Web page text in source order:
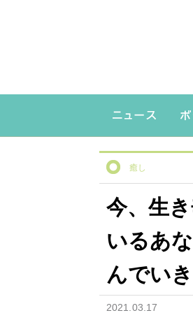
癒し
今、生
いるあ
んでい
2021.03.17